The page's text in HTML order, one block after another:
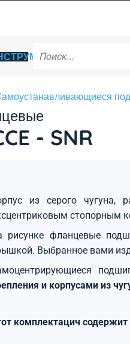
- SNR
из серого чугуна,
стопорным
рисунке фланцевые
Выбранное вами
и корпусами из
комплектацич